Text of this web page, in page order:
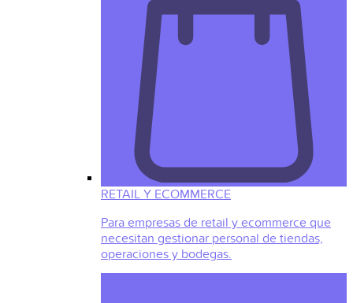
RETAIL Y ECOMMERCE
Para empresas de retail y ecommerce que
necesitan gestionar personal de tiendas,
operaciones y bodegas.